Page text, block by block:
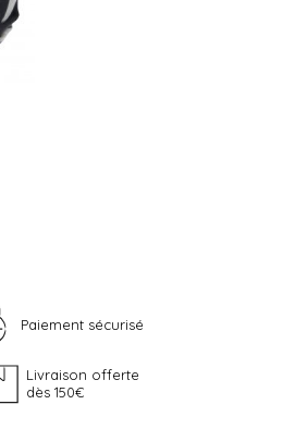
Paiement sécurisé
Livraison offerte
dès 150€